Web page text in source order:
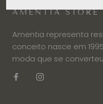
AMENTIA STORE
Amentia representa
conceito nasce em
moda que se